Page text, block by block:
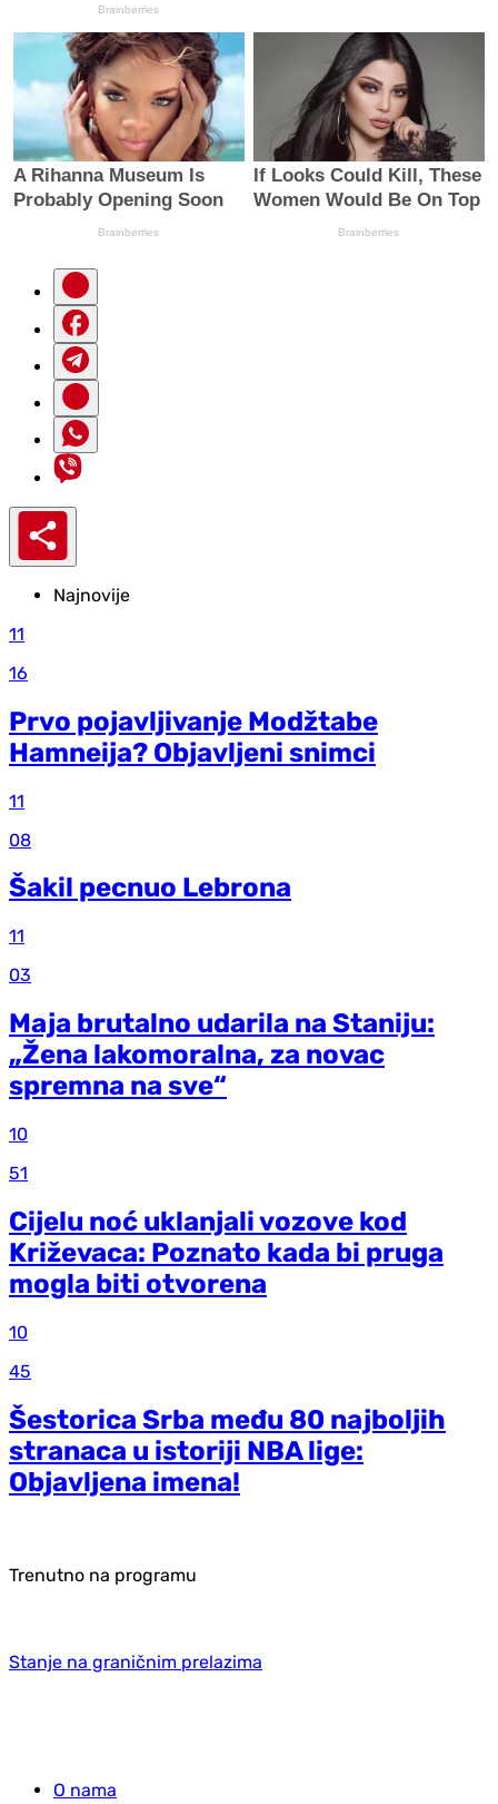
Najnovije
11
16
Prvo pojavljivanje Modžtabe
Hamneija? Objavljeni snimci
11
08
Šakil pecnuo Lebrona
11
03
Maja brutalno udarila na Staniju:
„Žena lakomoralna, za novac
spremna na sve“
10
51
Cijelu noć uklanjali vozove kod
Križevaca: Poznato kada bi pruga
mogla biti otvorena
10
45
Šestorica Srba među 80 najboljih
stranaca u istoriji NBA lige:
Objavljena imena!
Trenutno na programu
Stanje na graničnim prelazima
O nama